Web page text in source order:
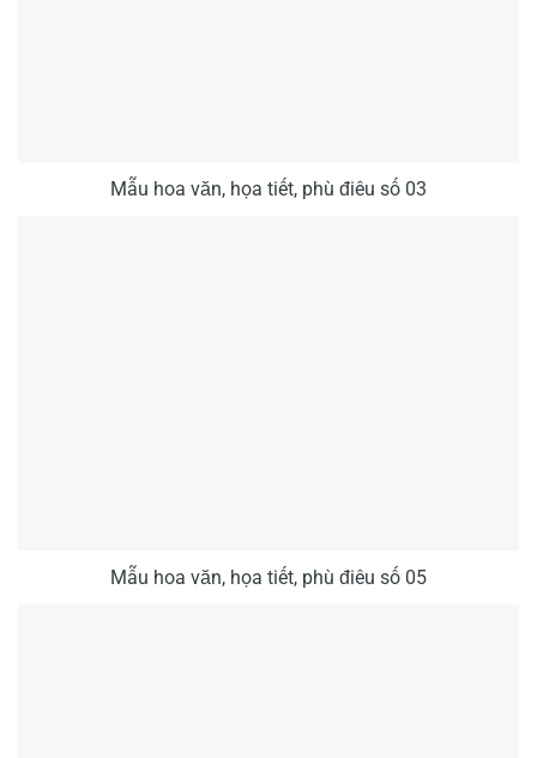
Mẫu hoa văn, họa tiết, phù điêu số 03
Mẫu hoa văn, họa tiết, phù điêu số 05